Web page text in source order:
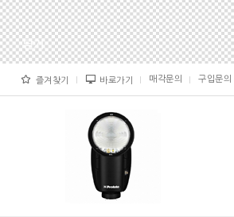
즐겨찾기 바로가기 매각문의 구입문의